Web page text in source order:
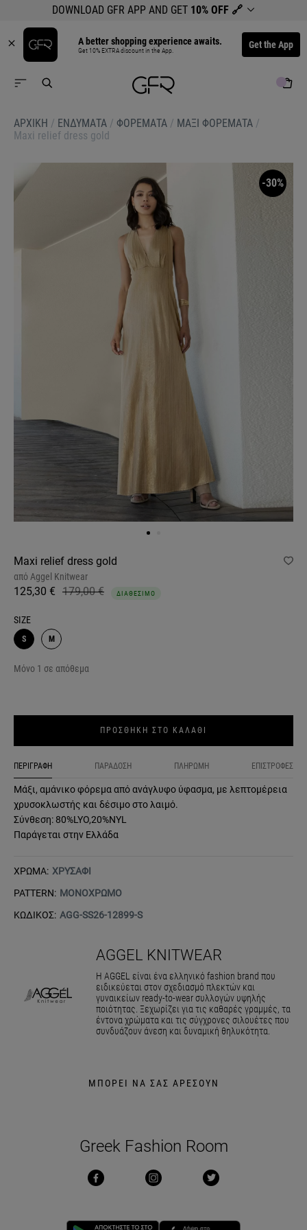
DOWNLOAD GFR APP AND GET 10% OFF 🔗
A better shopping experience awaits.
Get 10% EXTRA discount in the App. Get the App
ΑΡΧΙΚΉ / ΕΝΔΥΜΑΤΑ / ΦΟΡΕΜΑΤΑ / ΜΑΞΙ ΦΟΡΕΜΑΤΑ /
Maxi relief dress gold
-30%
Maxi relief dress gold
από Aggel Knitwear
125,30 € 179,00 € ΔΙΑΘΕΣΙΜΟ
SIZE
S M
Μόνο 1 σε απόθεμα
ΠΡΟΣΘΗΚΗ ΣΤΟ ΚΑΛΑΘΙ
ΠΕΡΙΓΡΑΦΗ ΠΑΡΑΔΟΣΗ ΠΛΗΡΩΜΗ ΕΠΙΣΤΡΟΦΕΣ
Μάξι, αμάνικο φόρεμα από ανάγλυφο ύφασμα, με λεπτομέρεια
χρυσοκλωστής και δέσιμο στο λαιμό.
Σύνθεση: 80%LYO,20%NYL
Παράγεται στην Ελλάδα
ΧΡΩΜΑ: ΧΡΥΣΑΦΙ
PATTERN: ΜΟΝΟΧΡΩΜΟ
ΚΩΔΙΚΟΣ: AGG-SS26-12899-S
AGGEL KNITWEAR
Η AGGEL είναι ένα ελληνικό fashion brand που
ειδικεύεται στον σχεδιασμό πλεκτών και
γυναικείων ready-to-wear συλλογών υψηλής
ποιότητας. Ξεχωρίζει για τις καθαρές γραμμές, τα
έντονα χρώματα και τις σύγχρονες σιλουέτες που
συνδυάζουν άνεση και δυναμική θηλυκότητα.
ΜΠΟΡΕΙ ΝΑ ΣΑΣ ΑΡΕΣΟΥΝ
Greek Fashion Room